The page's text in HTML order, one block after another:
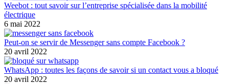
Weebot : tout savoir sur l’entreprise spécialisée dans la mobilité
électrique
6 mai 2022
Peut-on se servir de Messenger sans compte Facebook ?
20 avril 2022
WhatsApp : toutes les façons de savoir si un contact vous a bloqué
20 avril 2022